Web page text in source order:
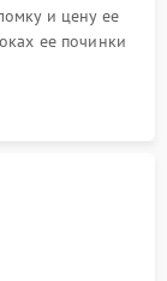
и цену ее
ее починки